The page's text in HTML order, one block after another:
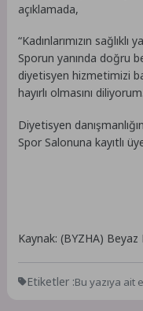
açıklamada,
“Kadınlarımızın
Sporun yanında doğru
diyetisyen hizmetimizi
hayırlı olmasını
Diyetisyen
Spor Salonuna kayıtlı
Kaynak: (BYZHA) Beyaz
Etiketler :Bu yazıya ait